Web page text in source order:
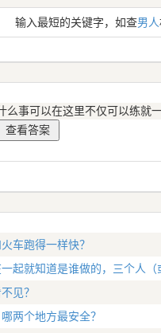
输入最短的关键字，如查男人
么事可以在这里不仅可以练就
车跑得一样快？
起就知道是谁做的，三个人
见？
两个地方最安全？